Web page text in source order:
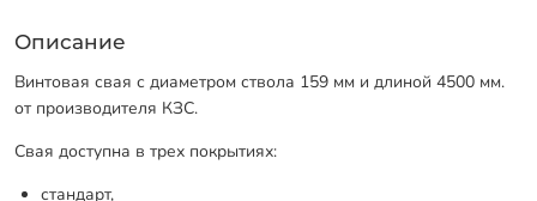
Описание
Винтовая свая с диаметром ствола 159 мм и длиной 4500 мм.
от производителя КЗС.
Свая доступна в трех покрытиях:
стандарт,